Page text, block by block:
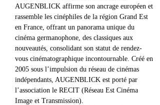
AUGENBLICK affirme son ancrage européen et
rassemble les cinéphiles de la région Grand Est
en France, offrant un panorama unique du
cinéma germanophone, des classiques aux
nouveautés, consolidant son statut de rendez-
vous cinématographique incontournable. Créé en
2005 sous l’impulsion du réseau de cinémas
indépendants, AUGENBLICK est porté par
l’association le RECIT (Réseau Est Cinéma
Image et Transmission).